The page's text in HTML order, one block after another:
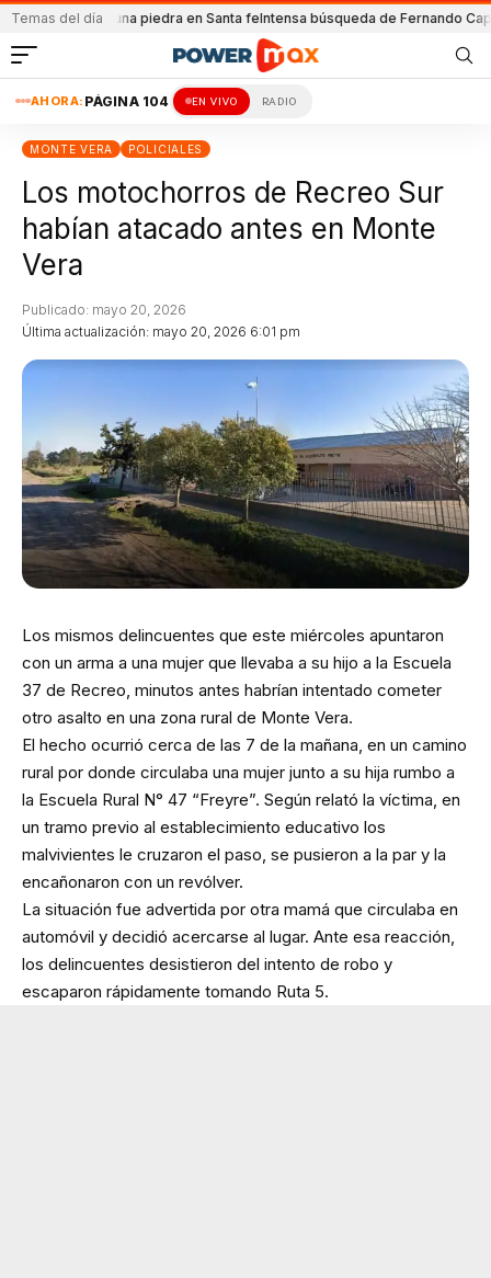
Temas del día
con una piedra en Santa feIntensa búsqueda de Fernando CappiEl
AHORA: PÁGINA 104 EN VIVO RADIO
MONTE VERA POLICIALES
Los motochorros de Recreo Sur
habían atacado antes en Monte
Vera
Última actualización: mayo 20, 2026 6:01 pm
Publicado: mayo 20, 2026
Los mismos delincuentes que este miércoles apuntaron
con un arma a una mujer que llevaba a su hijo a la Escuela
37 de Recreo, minutos antes habrían intentado cometer
otro asalto en una zona rural de Monte Vera.
El hecho ocurrió cerca de las 7 de la mañana, en un camino
rural por donde circulaba una mujer junto a su hija rumbo a
la Escuela Rural N° 47 “Freyre”. Según relató la víctima, en
un tramo previo al establecimiento educativo los
malvivientes le cruzaron el paso, se pusieron a la par y la
encañonaron con un revólver.
La situación fue advertida por otra mamá que circulaba en
automóvil y decidió acercarse al lugar. Ante esa reacción,
los delincuentes desistieron del intento de robo y
escaparon rápidamente tomando Ruta 5.